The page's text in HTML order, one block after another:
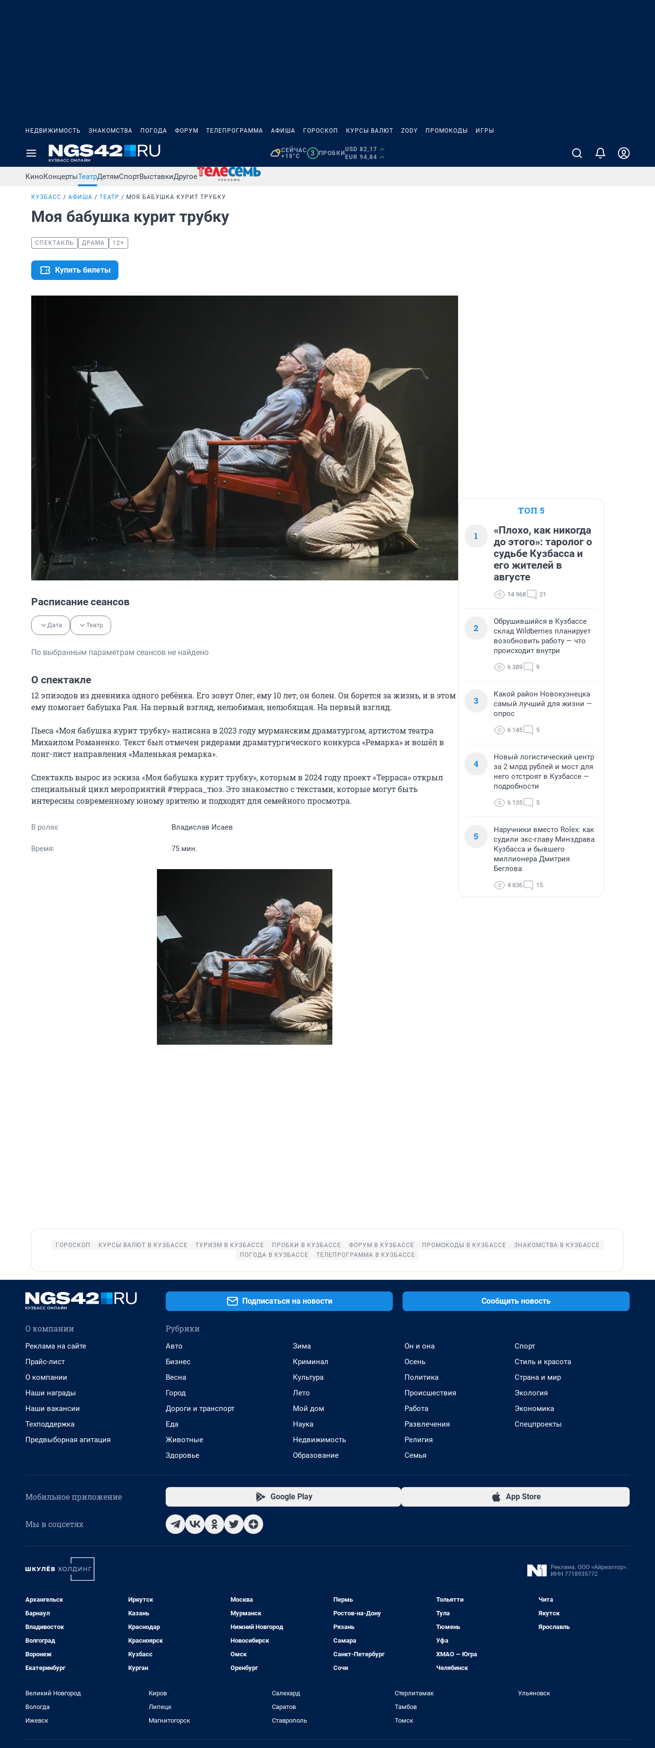
НЕДВИЖИМОСТЬ ЗНАКОМСТВА ПОГОДА ФОРУМ ТЕЛЕПРОГРАММА АФИША ГОРОСКОП КУРСЫ ВАЛЮТ ZODY ПРОМОКОДЫ ИГРЫ
СЕЙЧАС
+18°C
3 ПРОБКИ
USD 82,17
EUR 94,84
КиноКонцертыТеатрДетямСпортВыставкиДругое
КУЗБАСС АФИША ТЕАТР МОЯ БАБУШКА КУРИТ ТРУБКУ
Моя бабушка курит трубку
СПЕКТАКЛЬ ДРАМА 12+
Купить билеты
Расписание сеансов
Дата Театр
По выбранным параметрам сеансов не найдено
О спектакле
12 эпизодов из дневника одного ребёнка. Его зовут Олег, ему 10 лет, он болен. Он борется за жизнь, и в этом
ему помогает бабушка Рая. На первый взгляд, нелюбимая, нелюбящая. На первый взгляд.
Пьеса «Моя бабушка курит трубку» написана в 2023 году мурманским драматургом, артистом театра
Михаилом Романенко. Текст был отмечен ридерами драматургического конкурса «Ремарка» и вошёл в
лонг-лист направления «Маленькая ремарка».
Спектакль вырос из эскиза «Моя бабушка курит трубку», которым в 2024 году проект «Терраса» открыл
специальный цикл мероприятий #терраса_тюз. Это знакомство с текстами, которые могут быть
интересны современному юному зрителю и подходят для семейного просмотра.
В ролях: Владислав Исаев
Время: 75 мин.
ТОП 5
1
«Плохо, как никогда
до этого»: таролог о
судьбе Кузбасса и
его жителей в
августе
14 968 21
2
Обрушившийся в Кузбассе
склад Wildberries планирует
возобновить работу — что
происходит внутри
6 389 9
3
Какой район Новокузнецка
самый лучший для жизни —
опрос
6 145 5
4
Новый логистический центр
за 2 млрд рублей и мост для
него отстроят в Кузбассе —
подробности
6 135 5
5
Наручники вместо Rolex: как
судили экс-главу Минздрава
Кузбасса и бывшего
миллионера Дмитрия
Беглова
4 836 15
ГОРОСКОП КУРСЫ ВАЛЮТ В КУЗБАССЕ ТУРИЗМ В КУЗБАССЕ ПРОБКИ В КУЗБАССЕ ФОРУМ В КУЗБАССЕ ПРОМОКОДЫ В КУЗБАССЕ
ЗНАКОМСТВА В КУЗБАССЕ
ПОГОДА В КУЗБАССЕ
ТЕЛЕПРОГРАММА В КУЗБАССЕ
Подписаться на новости Сообщить новость
О компании
Реклама на сайте
Прайс-лист
О компании
Наши награды
Наши вакансии
Техподдержка
Предвыборная агитация
Рубрики
Авто
Бизнес
Весна
Город
Дороги и транспорт
Еда
Животные
Здоровье
Зима
Криминал
Культура
Лето
Мой дом
Наука
Недвижимость
Образование
Он и она
Осень
Политика
Происшествия
Работа
Развлечения
Религия
Семья
Спорт
Стиль и красота
Страна и мир
Экология
Экономика
Спецпроекты
Мобильное приложение Google Play App Store
Мы в соцсетях
Архангельск
Барнаул
Владивосток
Волгоград
Воронеж
Екатеринбург
Иркутск
Казань
Краснодар
Красноярск
Кузбасс
Курган
Москва
Мурманск
Нижний Новгород
Новосибирск
Омск
Оренбург
Пермь
Ростов-на-Дону
Рязань
Самара
Санкт-Петербург
Сочи
Тольятти
Тула
Тюмень
Уфа
ХМАО — Югра
Челябинск
Чита
Якутск
Ярославль
Великий Новгород
Вологда
Ижевск
Киров
Липецк
Магнитогорск
Салехард
Саратов
Ставрополь
Стерлитамак
Тамбов
Томск
Ульяновск